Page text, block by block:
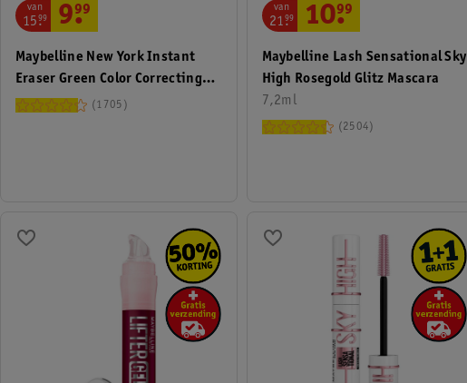
Maybelline New York Instant
Eraser Green Color Correcting
Concealer
van
15.
99 9.
99
1705
Maybelline Lash Sensational Sky
High Rosegold Glitz Mascara
7,2ml
van
21.
99 10.
99
2504